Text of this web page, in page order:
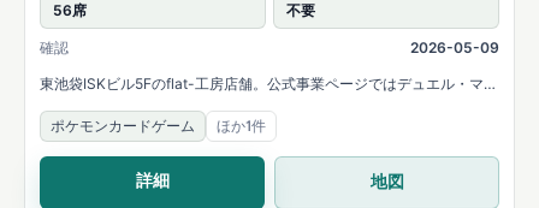
56席
不要
確認
2026-05-09
東池袋ISKビル5Fのflat-工房店舗。公式事業ページではデュエル・マス
ターズ、ポケモンカードゲーム、Xross Starsの取扱いと、最大56席の
プレイスペースを案内しています。
ポケモンカードゲーム ほか1件
詳細 地図